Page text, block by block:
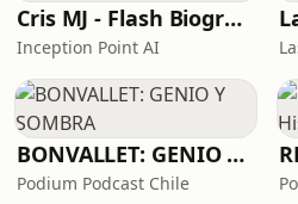
Cris MJ - Flash Biográfico
Inception Point AI
BONVALLET: GENIO Y SOMBRA
Podium Podcast Chile